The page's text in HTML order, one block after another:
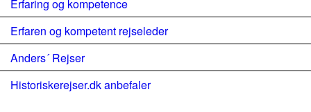
Erfaring og kompetence
Erfaren og kompetent rejseleder
Anders´ Rejser
Historiskerejser.dk anbefaler